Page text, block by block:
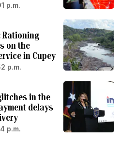
p.m.
Rationing
on the
in Cupey
p.m.
in the
delays
p.m.